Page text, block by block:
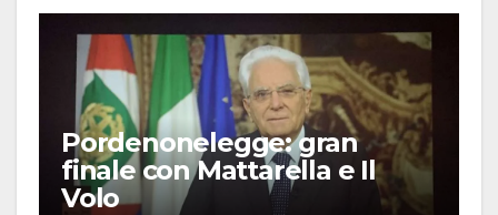
Pordenonelegge: gran
finale con Mattarella e Il
Volo